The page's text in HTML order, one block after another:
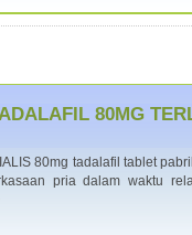
80MG
80mg tadalafil tablet
pria dalam waktu